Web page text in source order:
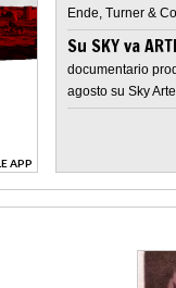
APP
Ende, Turner &
Su SKY va
documentario
agosto su Sky Arte